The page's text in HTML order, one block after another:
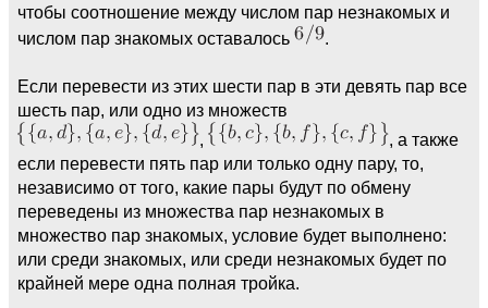
чтобы соотношение между числом пар незнакомых и
числом пар знакомых оставалось
.
Если перевести из этих шести пар в эти девять пар все
шесть пар, или одно из множеств
,
, а также
если перевести пять пар или только одну пару, то,
независимо от того, какие пары будут по обмену
переведены из множества пар незнакомых в
множество пар знакомых, условие будет выполнено:
или среди знакомых, или среди незнакомых будет по
крайней мере одна полная тройка.